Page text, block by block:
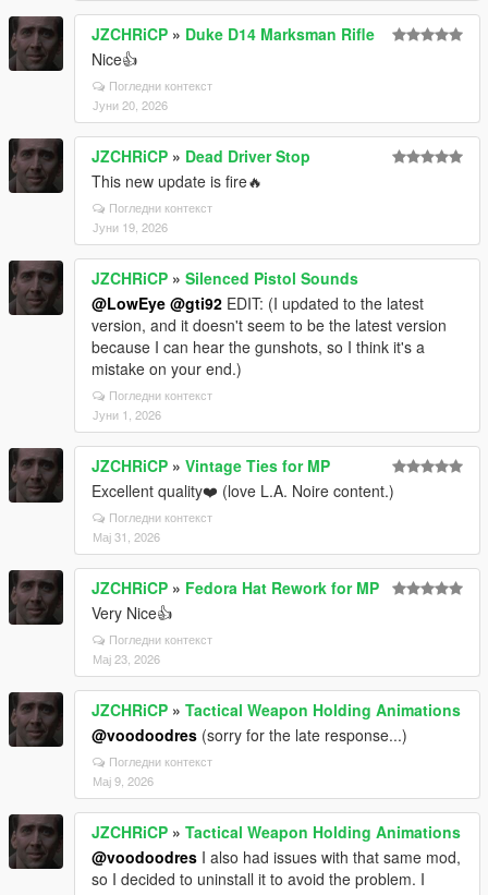
JZCHRiCP » Duke D14 Marksman Rifle
Nice👍
Погледни контекст
Јуни 20, 2026
JZCHRiCP » Dead Driver Stop
This new update is fire🔥
Погледни контекст
Јуни 19, 2026
JZCHRiCP » Silenced Pistol Sounds
@LowEye @gti92 EDIT: (I updated to the latest
version, and it doesn't seem to be the latest version
because I can hear the gunshots, so I think it's a
mistake on your end.)
Погледни контекст
Јуни 1, 2026
JZCHRiCP » Vintage Ties for MP
Excellent quality❤️ (love L.A. Noire content.)
Погледни контекст
Мај 31, 2026
JZCHRiCP » Fedora Hat Rework for MP
Very Nice👍
Погледни контекст
Мај 23, 2026
JZCHRiCP » Tactical Weapon Holding Animations
@voodoodres (sorry for the late response...)
Погледни контекст
Мај 9, 2026
JZCHRiCP » Tactical Weapon Holding Animations
@voodoodres I also had issues with that same mod,
so I decided to uninstall it to avoid the problem. I